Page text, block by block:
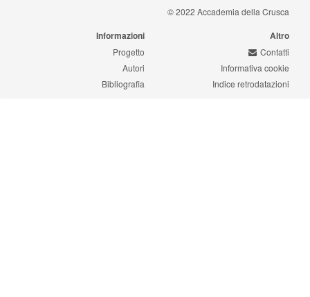
© 2022 Accademia della Crusca
Informazioni
Progetto
Autori
Bibliografia
Altro
Contatti
Informativa cookie
Indice retrodatazioni